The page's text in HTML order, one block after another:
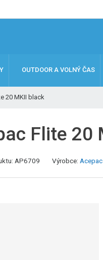
OUTDOOR A VOLNÝ ČAS
20 MKII black
Flite 20
AP6709
K
Výrobce: Acepac